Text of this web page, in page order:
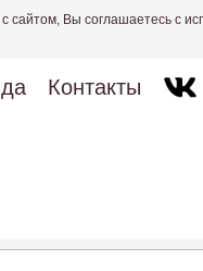
сайтом, Вы соглашаетесь с
Контакты